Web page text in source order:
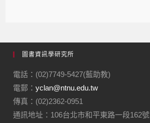
圖書資訊學研究所
電話：(02)7749-5427(藍助教)
電郵：yclan@ntnu.edu.tw
傳真：(02)2362-0951
通訊地址：106台北市和平東路一段162號